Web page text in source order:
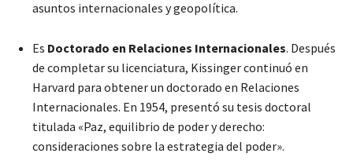
asuntos internacionales y geopolítica.
Es Doctorado en Relaciones Internacionales. Después
de completar su licenciatura, Kissinger continuó en
Harvard para obtener un doctorado en Relaciones
Internacionales. En 1954, presentó su tesis doctoral
titulada «Paz, equilibrio de poder y derecho:
consideraciones sobre la estrategia del poder».